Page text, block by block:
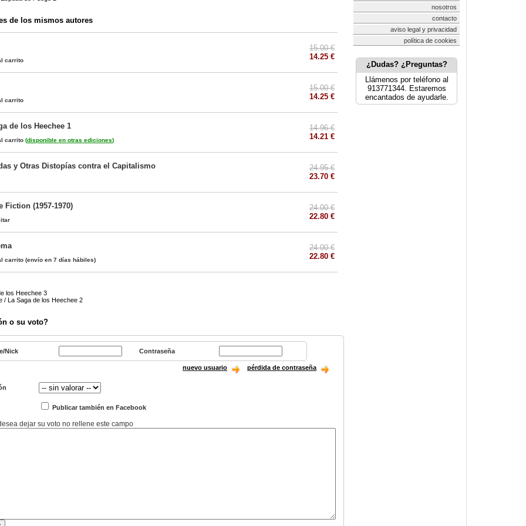
de los mismos autores
carrito
15.00 €
14.25 €
carrito
15.00 €
14.25 €
de los Heechee 1
carrito (disponible en otras ediciones)
14.96 €
14.21 €
y Otras Distopías contra el Capitalismo
24.95 €
23.70 €
Fiction (1957-1970)
24.00 €
22.80 €
carrito (envío en 7 días hábiles)
24.00 €
22.80 €
los Heechee 3
/ La Saga de los Heechee 2
o su voto?
Nick Contraseña
nuevo usuario pérdida de contraseña
Publicar también en Facebook
dejar su voto no rellene este campo
nosotros
contacto
aviso legal y privacidad
política de cookies
¿Dudas? ¿Preguntas?
Llámenos por teléfono al
913771344. Estaremos
encantados de ayudarle.